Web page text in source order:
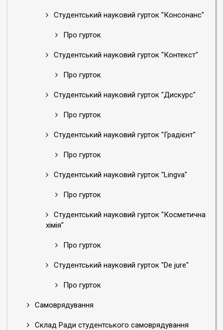
Студентський науковий гурток "Консонанс"
Про гурток
Студентський науковий гурток "Контекст"
Про гурток
Студентський науковий гурток "Дискурс"
Про гурток
Студентський науковий гурток "Градієнт"
Про гурток
Студентський науковий гурток "Lingva"
Про гурток
Студентський науковий гурток "Косметична
хімія"
Про гурток
Студентський науковий гурток "De jure"
Про гурток
Самоврядування
Склад Ради студентського самоврядування